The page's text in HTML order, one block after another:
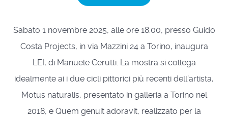
Sabato 1 novembre 2025, alle ore 18.00, presso Guido
Costa Projects, in via Mazzini 24 a Torino, inaugura
LEI, di Manuele Cerutti. La mostra si collega
idealmente ai i due cicli pittorici più recenti dell’artista,
Motus naturalis, presentato in galleria a Torino nel
2018, e Quem genuit adoravit, realizzato per la